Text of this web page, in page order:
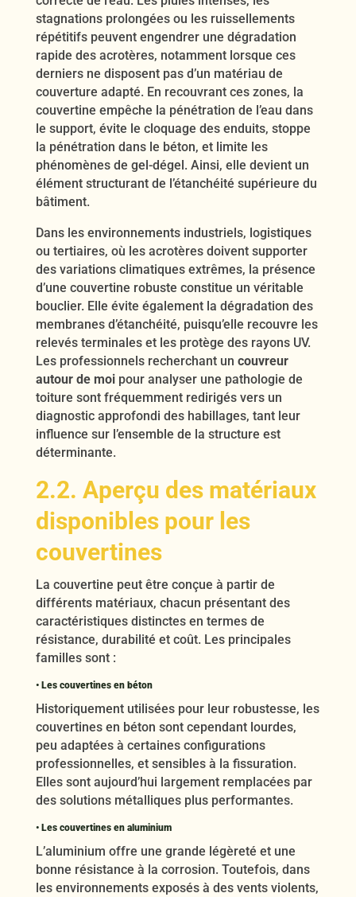
stagnations prolongées ou les ruissellements
répétitifs peuvent engendrer une dégradation
rapide des acrotères, notamment lorsque ces
derniers ne disposent pas d’un matériau de
couverture adapté. En recouvrant ces zones, la
couvertine empêche la pénétration de l’eau dans
le support, évite le cloquage des enduits, stoppe
la pénétration dans le béton, et limite les
phénomènes de gel-dégel. Ainsi, elle devient un
élément structurant de l’étanchéité supérieure du
bâtiment.
Dans les environnements industriels, logistiques
ou tertiaires, où les acrotères doivent supporter
des variations climatiques extrêmes, la présence
d’une couvertine robuste constitue un véritable
bouclier. Elle évite également la dégradation des
membranes d’étanchéité, puisqu’elle recouvre les
relevés terminales et les protège des rayons UV.
Les professionnels recherchant un couvreur
autour de moipour analyser une pathologie de
toiture sont fréquemment redirigés vers un
diagnostic approfondi des habillages, tant leur
influence sur l’ensemble de la structure est
déterminante.
2.2. Aperçu des matériaux
disponibles pour les
couvertines
La couvertine peut être conçue à partir de
différents matériaux, chacun présentant des
caractéristiques distinctes en termes de
résistance, durabilité et coût. Les principales
familles sont :
• Les couvertines en béton
Historiquement utilisées pour leur robustesse, les
couvertines en béton sont cependant lourdes,
peu adaptées à certaines configurations
professionnelles, et sensibles à la fissuration.
Elles sont aujourd’hui largement remplacées par
des solutions métalliques plus performantes.
• Les couvertines en aluminium
L’aluminium offre une grande légèreté et une
bonne résistance à la corrosion. Toutefois, dans
les environnements exposés à des vents violents,